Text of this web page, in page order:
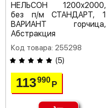
НЕЛЬСОН 1200х2000,
без п/м СТАНДАРТ, 1
ВАРИАНТ горчица,
Абстракция
Код товара: 255298
(5)
113990 Р